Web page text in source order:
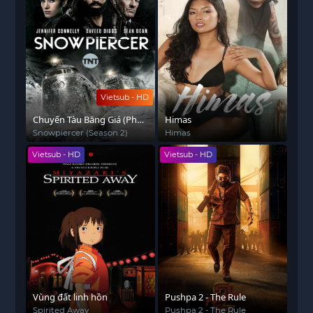
Vietsub - HD
Chuyến Tàu Băng Giá (Phần
2)
Snowpiercer (Season 2)
Himas
Himas
Vietsub - HD
Vùng đất linh hồn
Spirited Away
Vietsub - HD
Pushpa 2 - The Rule
Pushpa 2 - The Rule